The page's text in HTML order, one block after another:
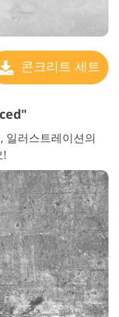
콘크리트 세트
일러스트레이션의
!